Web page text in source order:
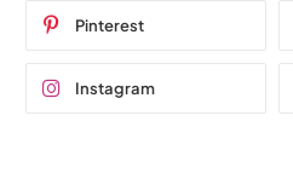
Pinterest
Instagram